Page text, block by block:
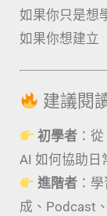
如果你只是想
如果你想建立
建議閱
初學者 ：
AI 如何協助日
進階者 ：
成、Podcast、